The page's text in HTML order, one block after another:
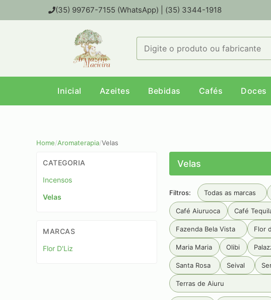
(35) 99767-7155 (WhatsApp) | (35) 3344-1918
Inicial Azeites Bebidas Cafés Doces
Home/Aromaterapia/Velas
CATEGORIA
Incensos
Velas
MARCAS
Flor D'Liz
Velas
Filtros: Todas as marcas
Café Aiuruoca Café
Fazenda Bela Vista Flor
Maria Maria Olibi
Santa Rosa Seival
Terras de Aiuru